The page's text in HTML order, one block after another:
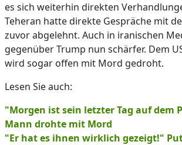
es sich weiterhin direkten
Teheran hatte direkte Gespräche mit
zuvor abgelehnt. Auch in iranischen
gegenüber Trump nun schärfer. Dem
wird sogar offen mit Mord gedroht.
Lesen Sie auch:
"Morgen ist sein letzter Tag auf dem
Mann drohte mit Mord
"Er hat es ihnen wirklich gezeigt!"